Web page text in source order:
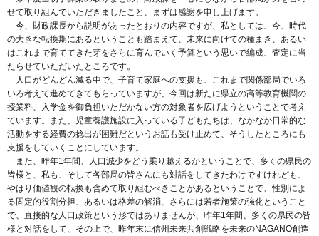
せて取り組んでいただきましたこと、まずは感謝を申し上げます。
今、財政課長から説明があったとおりの内容ですが、私としては、今、時代
の大きな転換期にあるということも踏まえて、未来に向けての種まき、あるい
はこれまで育ててきた芽をさらに育んでいく予算という思いで編成、査定に当
たらせていただいたところです。
人口がどんどん減る中で、子育て家庭への支援も、これまで関係部局でいろ
いろ考えて進めてきてもらっていますが、今回は新たに県立の高等教育機関の
授業料、入学金を御負担いただかない方の対象者を広げようということで考え
ています。また、児童養護施設に入っている子どもたちは、なかなか日常的な
活動をする経費の捻出が困難だというお話も受け止めて、そうしたところにも
支援をしていくことにしています。
また、昨年1年間、人口減少をどう乗り越えるかということで、多くの県民の
皆様と、私も、そして各部局の皆さんにも対話をしてきたわけですけれども、
やはり価値観の転換も含めて取り組むべきことがあるということで、性別によ
る固定的役割分担、あるいは格差の解消、さらには若者施策の強化ということ
で、直接的な人口政策という形ではありませんが、昨年1年間、多くの県民の皆
様と対話をして、その上で、昨年末に信州未来共創戦略を未来のNAGANO創造